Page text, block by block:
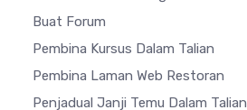
Buat Forum
Pembina Kursus Dalam Talian
Pembina Laman Web Restoran
Penjadual Janji Temu Dalam Talian